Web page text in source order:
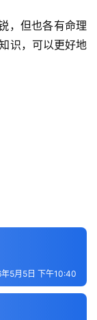
，但也各有命理
识，可以更好地
5月5日 下午10:40